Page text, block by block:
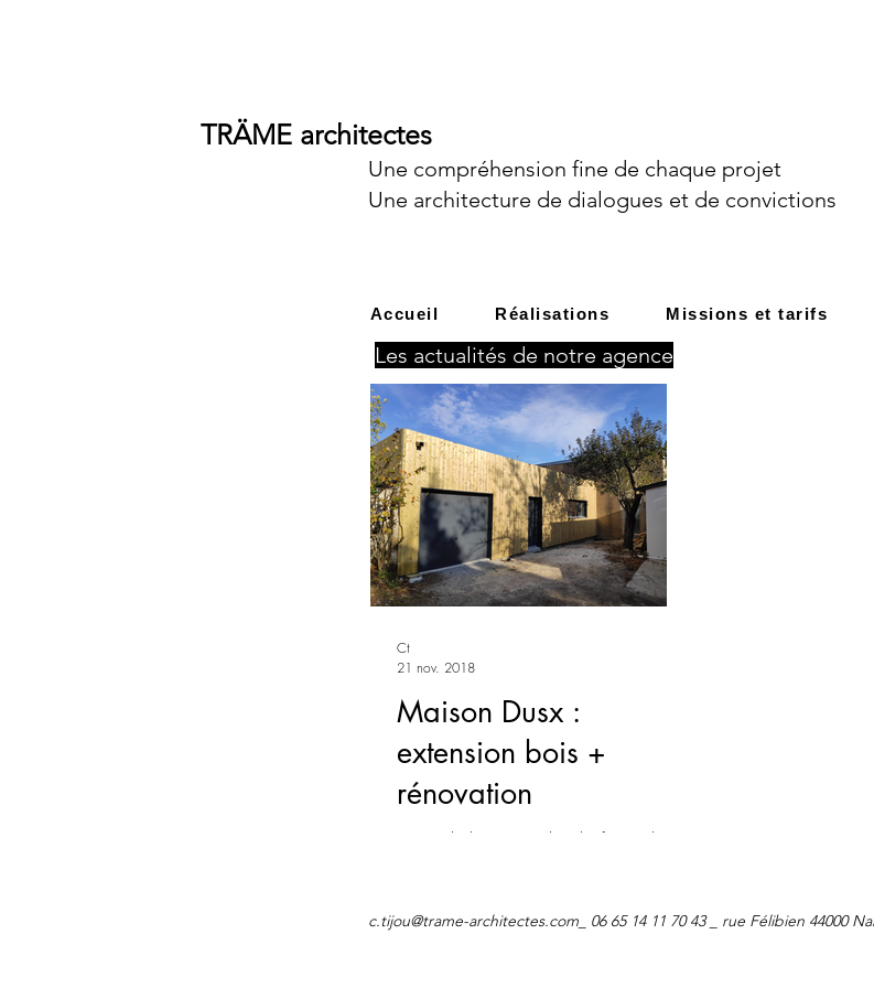
TRÄME architectes
Une compréhension fine de chaque projet
Une architecture de dialogues et de convictions
Accueil Réalisations Missions et tarifs
Les actualités de notre agence
Maison Dusx :
extension bois +
rénovation
Bientôt la livraison. Plus d'infos et de
Ct
21 nov. 2018
c.tijou@trame-architectes.com _ 06 65 14 11 70 43 _ rue Félibien 44000